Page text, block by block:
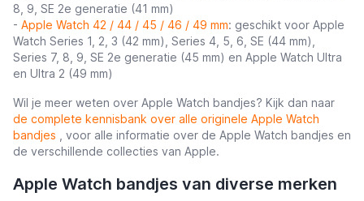
8, 9, SE 2e generatie (41 mm)
- Apple Watch 42 / 44 / 45 / 46 / 49 mm: geschikt voor Apple
Watch Series 1, 2, 3 (42 mm), Series 4, 5, 6, SE (44 mm),
Series 7, 8, 9, SE 2e generatie (45 mm) en Apple Watch Ultra
en Ultra 2 (49 mm)
Wil je meer weten over Apple Watch bandjes? Kijk dan naar
de complete kennisbank over alle originele Apple Watch
bandjes
, voor alle informatie over de Apple Watch bandjes en
de verschillende collecties van Apple.
Apple Watch bandjes van diverse merken